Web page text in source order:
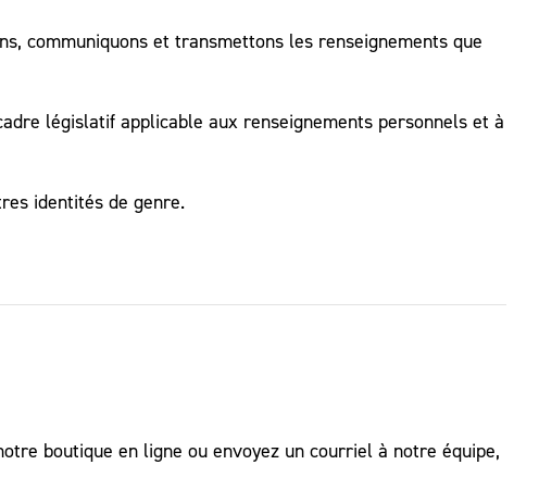
communiquons et transmettons les renseignements que
législatif applicable aux renseignements personnels et à
identités de genre.
boutique en ligne ou envoyez un courriel à notre équipe,